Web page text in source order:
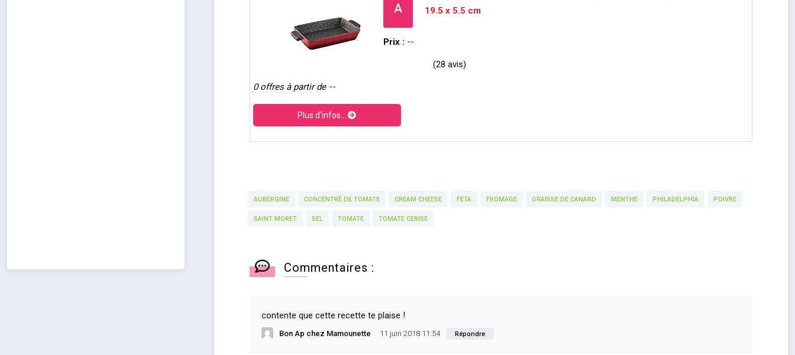
A
19.5 x 5.5 cm
Prix : --
(28 avis)
0 offres à partir de --
Plus d'infos...
AUBERGINE CONCENTRÉ DE TOMATE CREAM CHEESE FETA FROMAGE GRAISSE DE CANARD MENTHE PHILADELPHIA POIVRE
SAINT MORET SEL TOMATE TOMATE CERISE
Commentaires :
contente que cette recette te plaise !
Bon Ap chez Mamounette 11 juin 2018 11:54 Répondre